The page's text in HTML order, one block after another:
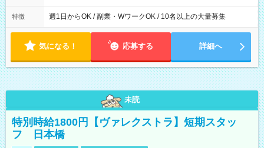
特徴 週1日からOK / 副業・WワークOK / 10名以上の大量募集
気になる！ 応募する 詳細へ
未読
特別時給1800円【ヴァレクストラ】短期スタッ
フ 日本橋